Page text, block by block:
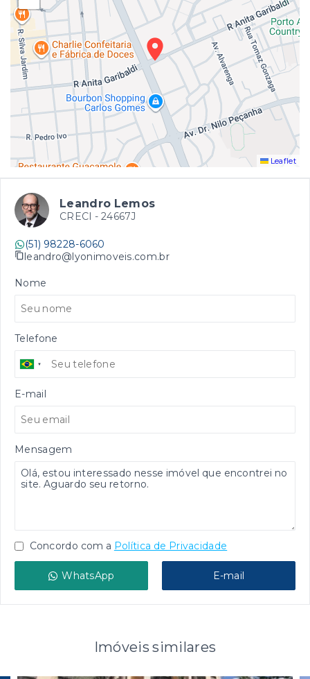
Leaflet
Leandro Lemos
CRECI - 24667J
(51) 98228-6060
leandro@lyonimoveis.com.br
Nome
Telefone
E-mail
Mensagem
Concordo com a Política de Privacidade
WhatsApp E-mail
Imóveis similares